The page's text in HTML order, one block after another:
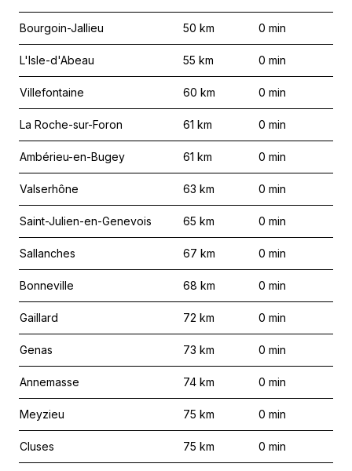
Bourgoin-Jallieu 50 km 0 min
L'Isle-d'Abeau 55 km 0 min
Villefontaine 60 km 0 min
La Roche-sur-Foron 61 km 0 min
Ambérieu-en-Bugey 61 km 0 min
Valserhône 63 km 0 min
Saint-Julien-en-Genevois 65 km 0 min
Sallanches 67 km 0 min
Bonneville 68 km 0 min
Gaillard 72 km 0 min
Genas 73 km 0 min
Annemasse 74 km 0 min
Meyzieu 75 km 0 min
Cluses 75 km 0 min